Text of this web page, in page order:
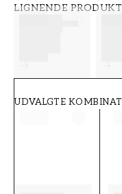
LIGNENDE
UDVALGTE